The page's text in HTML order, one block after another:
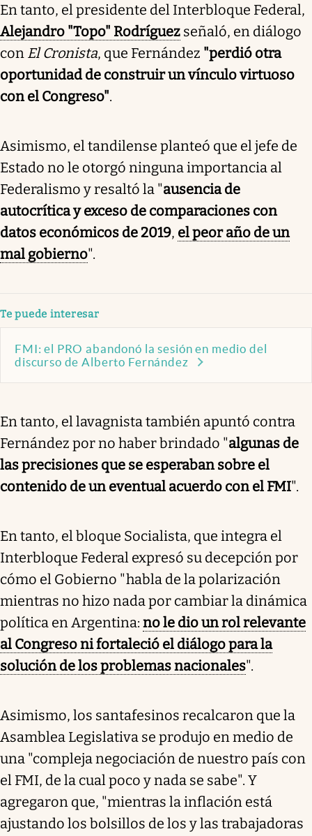
En tanto, el presidente del Interbloque Federal,
Alejandro "Topo" Rodríguez señaló, en diálogo
con El Cronista, que Fernández "perdió otra
oportunidad de construir un vínculo virtuoso
con el Congreso".
Asimismo, el tandilense planteó que el jefe de
Estado no le otorgó ninguna importancia al
Federalismo y resaltó la "ausencia de
autocrítica y exceso de comparaciones con
datos económicos de 2019, el peor año de un
mal gobierno".
Te puede interesar
FMI: el PRO abandonó la sesión en medio del
discurso de Alberto Fernández
En tanto, el lavagnista también apuntó contra
Fernández por no haber brindado "algunas de
las precisiones que se esperaban sobre el
contenido de un eventual acuerdo con el FMI".
En tanto, el bloque Socialista, que integra el
Interbloque Federal expresó su decepción por
cómo el Gobierno "habla de la polarización
mientras no hizo nada por cambiar la dinámica
política en Argentina: no le dio un rol relevante
al Congreso ni fortaleció el diálogo para la
solución de los problemas nacionales".
Asimismo, los santafesinos recalcaron que la
Asamblea Legislativa se produjo en medio de
una "compleja negociación de nuestro país con
el FMI, de la cual poco y nada se sabe". Y
agregaron que, "mientras la inflación está
ajustando los bolsillos de los y las trabajadoras